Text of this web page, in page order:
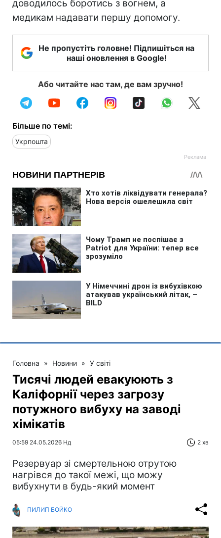
доводилось боротись з вогнем, а
медикам надавати першу допомогу.
Не пропустіть головне! Підпишіться на
наші оновлення в Google!
Або читайте нас там, де вам зручно!
Більше по темі:
Укрпошта
Головна » Новини » У світі
Тисячі людей евакуюють з
Каліфорнії через загрозу
потужного вибуху на заводі
хімікатів
05:59 24.05.2026 Нд 2 хв
Резервуар зі смертельною отрутою
нагрівся до такої межі, що можу
вибухнути в будь-який момент
ПИЛИП БОЙКО